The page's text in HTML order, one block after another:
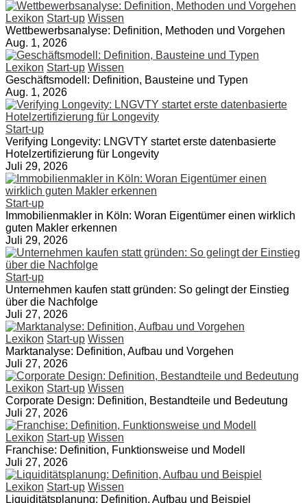
Lexikon Start-up Wissen
Wettbewerbsanalyse: Definition, Methoden und Vorgehen
Aug. 1, 2026
Lexikon Start-up Wissen
Geschäftsmodell: Definition, Bausteine und Typen
Aug. 1, 2026
Start-up
Verifying Longevity: LNGVTY startet erste datenbasierte
Hotelzertifizierung für Longevity
Juli 29, 2026
Start-up
Immobilienmakler in Köln: Woran Eigentümer einen wirklich
guten Makler erkennen
Juli 29, 2026
Start-up
Unternehmen kaufen statt gründen: So gelingt der Einstieg
über die Nachfolge
Juli 27, 2026
Lexikon Start-up Wissen
Marktanalyse: Definition, Aufbau und Vorgehen
Juli 27, 2026
Lexikon Start-up Wissen
Corporate Design: Definition, Bestandteile und Bedeutung
Juli 27, 2026
Lexikon Start-up Wissen
Franchise: Definition, Funktionsweise und Modell
Juli 27, 2026
Lexikon Start-up Wissen
Liquiditätsplanung: Definition, Aufbau und Beispiel